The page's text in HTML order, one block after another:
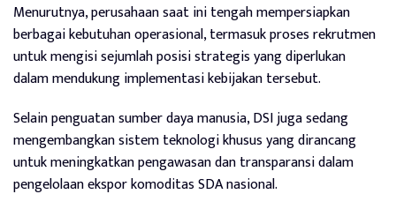
Menurutnya, perusahaan saat ini tengah mempersiapkan
berbagai kebutuhan operasional, termasuk proses rekrutmen
untuk mengisi sejumlah posisi strategis yang diperlukan
dalam mendukung implementasi kebijakan tersebut.
Selain penguatan sumber daya manusia, DSI juga sedang
mengembangkan sistem teknologi khusus yang dirancang
untuk meningkatkan pengawasan dan transparansi dalam
pengelolaan ekspor komoditas SDA nasional.